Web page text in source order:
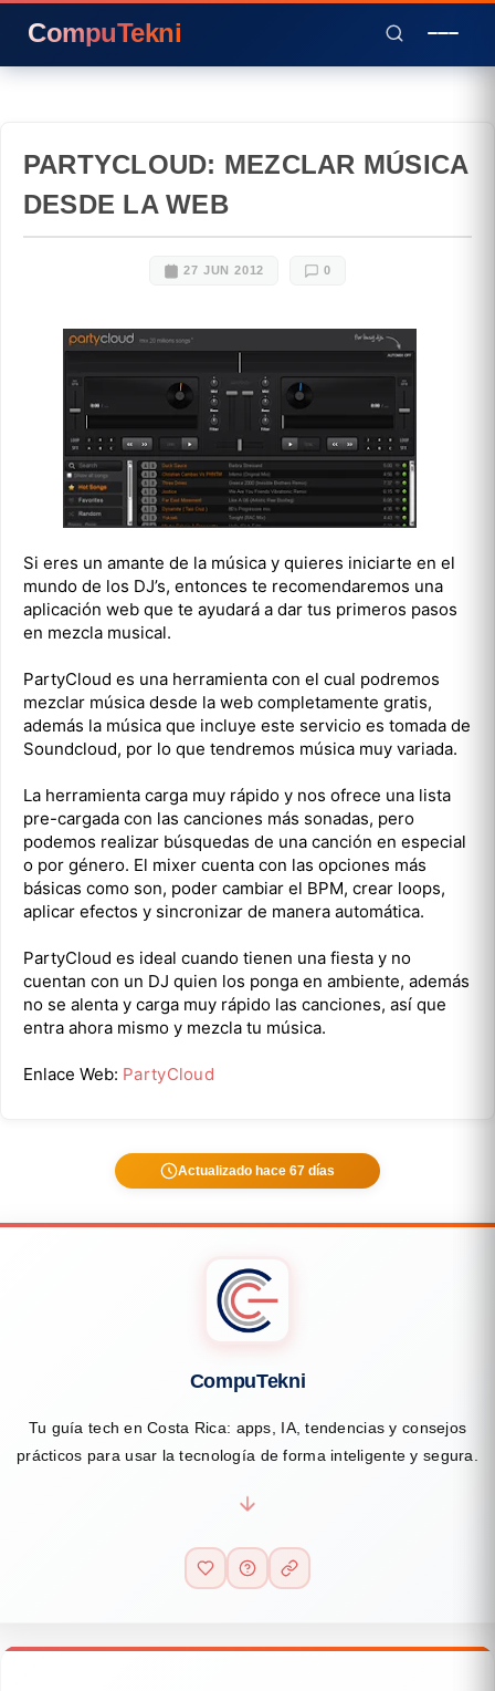
CompuTekni
PARTYCLOUD: MEZCLAR MÚSICA
DESDE LA WEB
27 JUN 2012 0
Si eres un amante de la música y quieres iniciarte en el
mundo de los DJ’s, entonces te recomendaremos una
aplicación web que te ayudará a dar tus primeros pasos
en mezcla musical.
PartyCloud es una herramienta con el cual podremos
mezclar música desde la web completamente gratis,
además la música que incluye este servicio es tomada de
Soundcloud, por lo que tendremos música muy variada.
La herramienta carga muy rápido y nos ofrece una lista
pre-cargada con las canciones más sonadas, pero
podemos realizar búsquedas de una canción en especial
o por género. El mixer cuenta con las opciones más
básicas como son, poder cambiar el BPM, crear loops,
aplicar efectos y sincronizar de manera automática.
PartyCloud es ideal cuando tienen una fiesta y no
cuentan con un DJ quien los ponga en ambiente, además
no se alenta y carga muy rápido las canciones, así que
entra ahora mismo y mezcla tu música.
Enlace Web: PartyCloud
Actualizado hace 67 días
CompuTekni
Tu guía tech en Costa Rica: apps, IA, tendencias y consejos
prácticos para usar la tecnología de forma inteligente y segura.